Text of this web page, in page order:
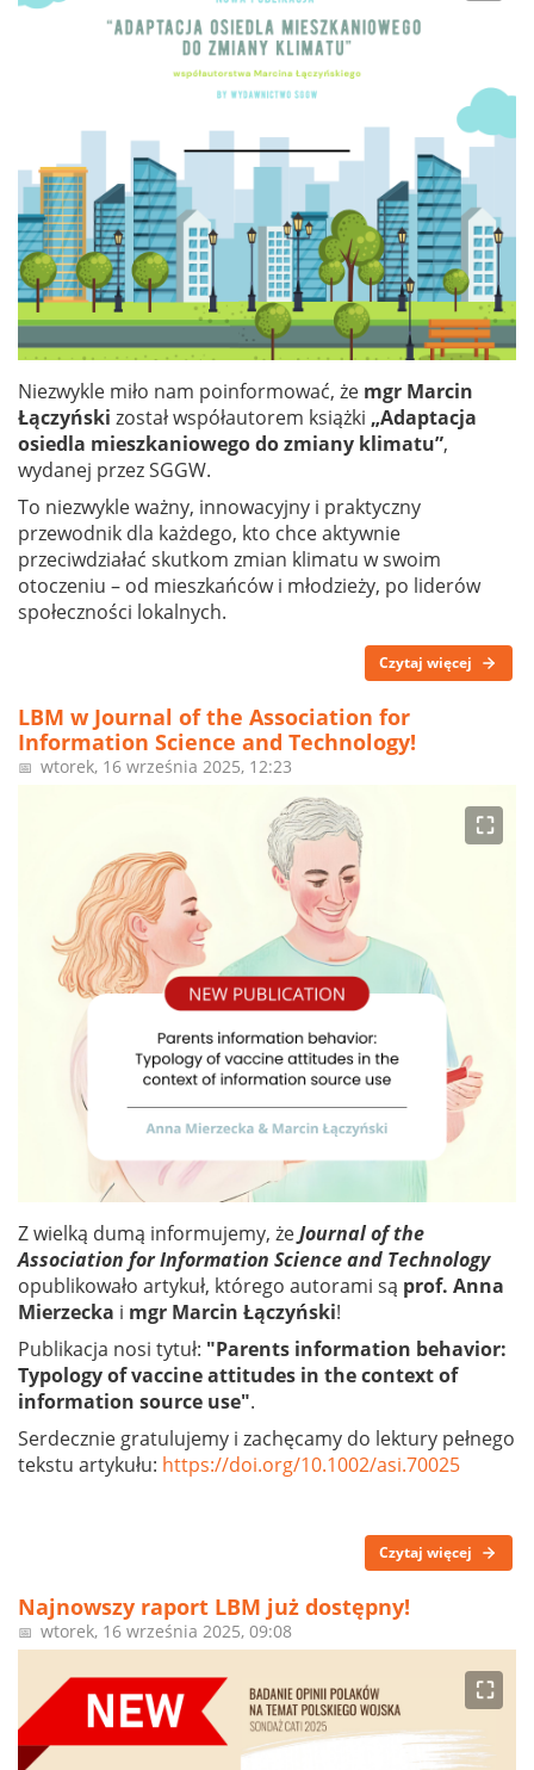
Niezwykle miło nam poinformować, że mgr Marcin
Łączyński został współautorem książki „Adaptacja
osiedla mieszkaniowego do zmiany klimatu”,
wydanej przez SGGW.
To niezwykle ważny, innowacyjny i praktyczny
przewodnik dla każdego, kto chce aktywnie
przeciwdziałać skutkom zmian klimatu w swoim
otoczeniu – od mieszkańców i młodzieży, po liderów
społeczności lokalnych.
Czytaj więcej
LBM w Journal of the Association for
Information Science and Technology!
📅 wtorek, 16 września 2025, 12:23
⛶
Z wielką dumą informujemy, żeJournal of the
Association for Information Science and Technology
opublikowało artykuł, którego autorami są prof. Anna
Mierzecka i mgr Marcin Łączyński!
Publikacja nosi tytuł: "Parents information behavior:
Typology of vaccine attitudes in the context of
information source use".
Serdecznie gratulujemy i zachęcamy do lektury pełnego
tekstu artykułu: https://doi.org/10.1002/asi.70025
Czytaj więcej
Najnowszy raport LBM już dostępny!
📅 wtorek, 16 września 2025, 09:08
⛶